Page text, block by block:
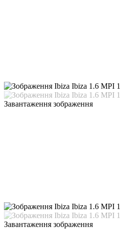
Завантаження зображення
Завантаження зображення